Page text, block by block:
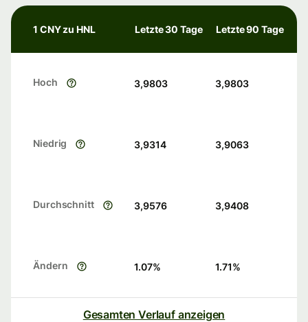
1 CNY zu HNL Letzte 30 Tage Letzte 90 Tage
Hoch 3,9803 3,9803
Niedrig 3,9314 3,9063
Durchschnitt 3,9576 3,9408
Ändern 1.07% 1.71%
Gesamten Verlauf anzeigen